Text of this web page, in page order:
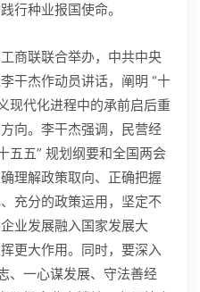
行种业报国使命。
商联联合举办，中共中央
干杰作动员讲话，阐明 “十
现代化进程中的承前启后重
向。李干杰强调，民营经
五五” 规划纲要和全国两会
理解政策取向、正确把握
充分的政策运用，坚定不
业发展融入国家发展大
更大作用。同时，要深入
、一心谋发展、守法善经